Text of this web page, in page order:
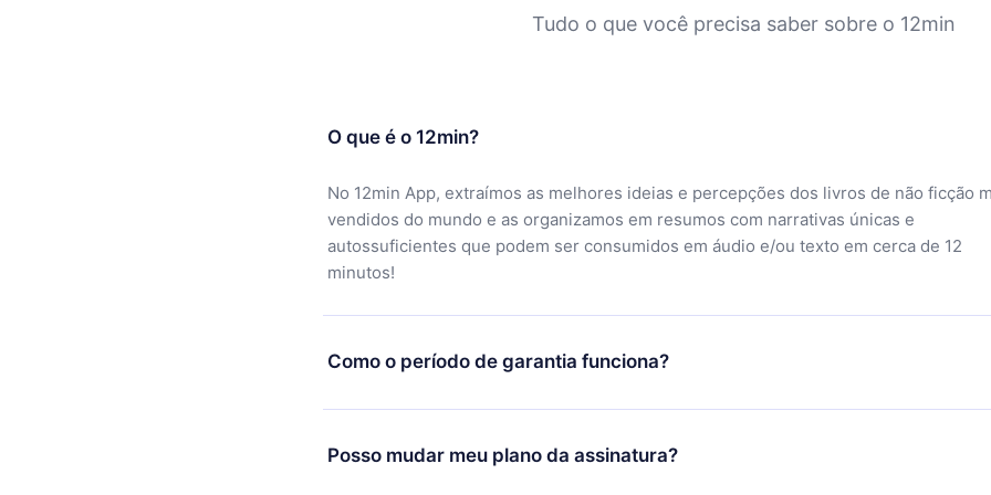
Tudo o que você precisa saber sobre o 12min
O que é o 12min?
No 12min App, extraímos as melhores ideias e percepções dos livros de não ficção
vendidos do mundo e as organizamos em resumos com narrativas únicas e
autossuficientes que podem ser consumidos em áudio e/ou texto em cerca de 12
minutos!
Como o período de garantia funciona?
Você pode baixar nosso aplicativo e começar a aproveitar nossa biblioteca. Se por
motivo não ficar satisfeito com nossa plataforma, basta entrar em contato com nossa
equipe de suporte (contato@12min.com) em até 7 dias após a compra e solicitar o
Posso mudar meu plano da assinatura?